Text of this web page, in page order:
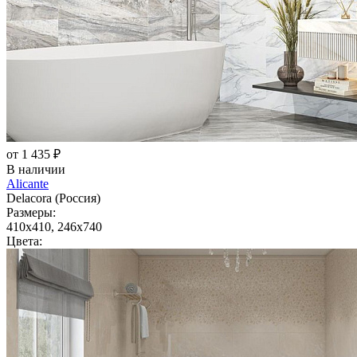
от 1 435 ₽
В наличии
Alicante
Delacora (Россия)
Размеры:
410x410, 246x740
Цвета: